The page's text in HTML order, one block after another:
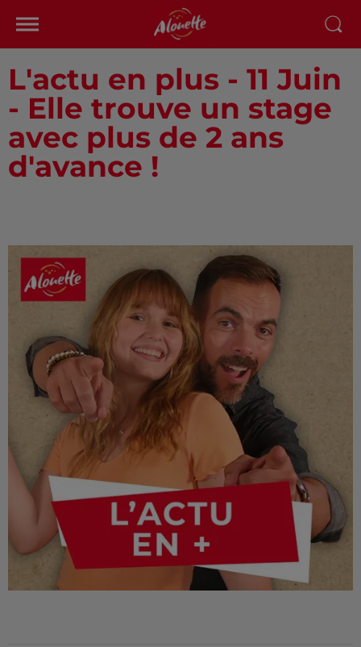
L'actu en plus - 11 Juin
- Elle trouve un stage
avec plus de 2 ans
d'avance !